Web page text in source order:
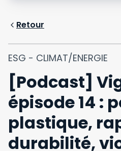
Retour
ESG - CLIMAT/ENERGIE
[Podcast]
épisode 14 :
plastique,
durabilité,